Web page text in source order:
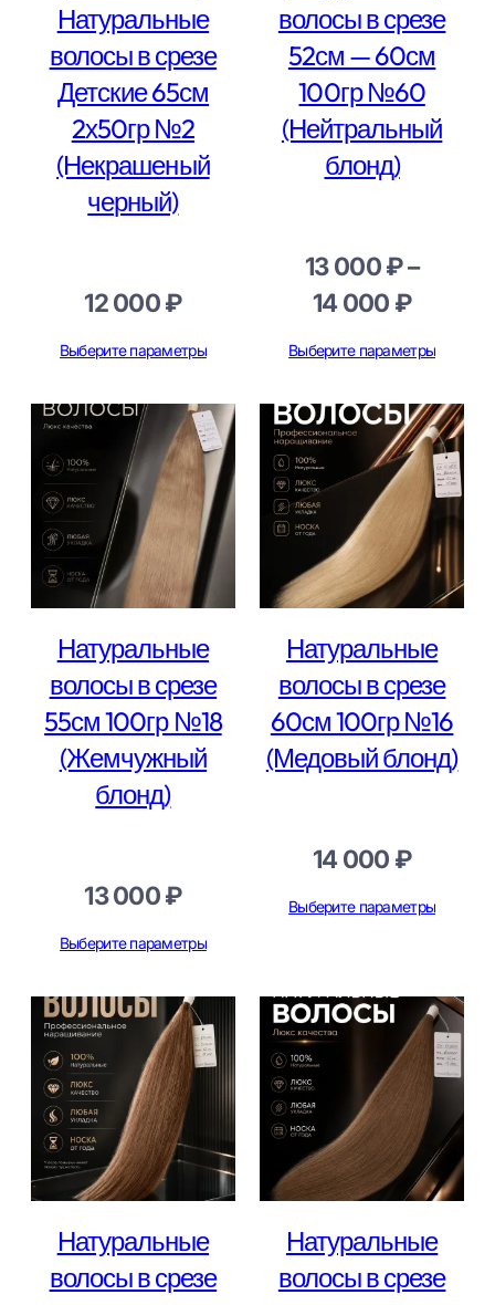
Натуральные
волосы в срезе
Детские 65см
2х50гр №2
(Некрашеный
черный)
12 000₽
Выберите параметры
волосы в срезе
52см — 60см
100гр №60
(Нейтральный
блонд)
13 000₽–
14 000 ₽
000 ₽
–
14
000 ₽
Выберите параметры
Натуральные
волосы в срезе
55см 100гр №18
(Жемчужный
блонд)
13 000₽
Выберите параметры
Натуральные
волосы в срезе
60см 100гр №16
(Медовый блонд)
14 000 ₽
Выберите параметры
Натуральные
волосы в срезе
Натуральные
волосы в срезе